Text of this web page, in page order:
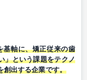
基軸に、矯正従来の歯
」という課題をテクノ
創出する企業です。